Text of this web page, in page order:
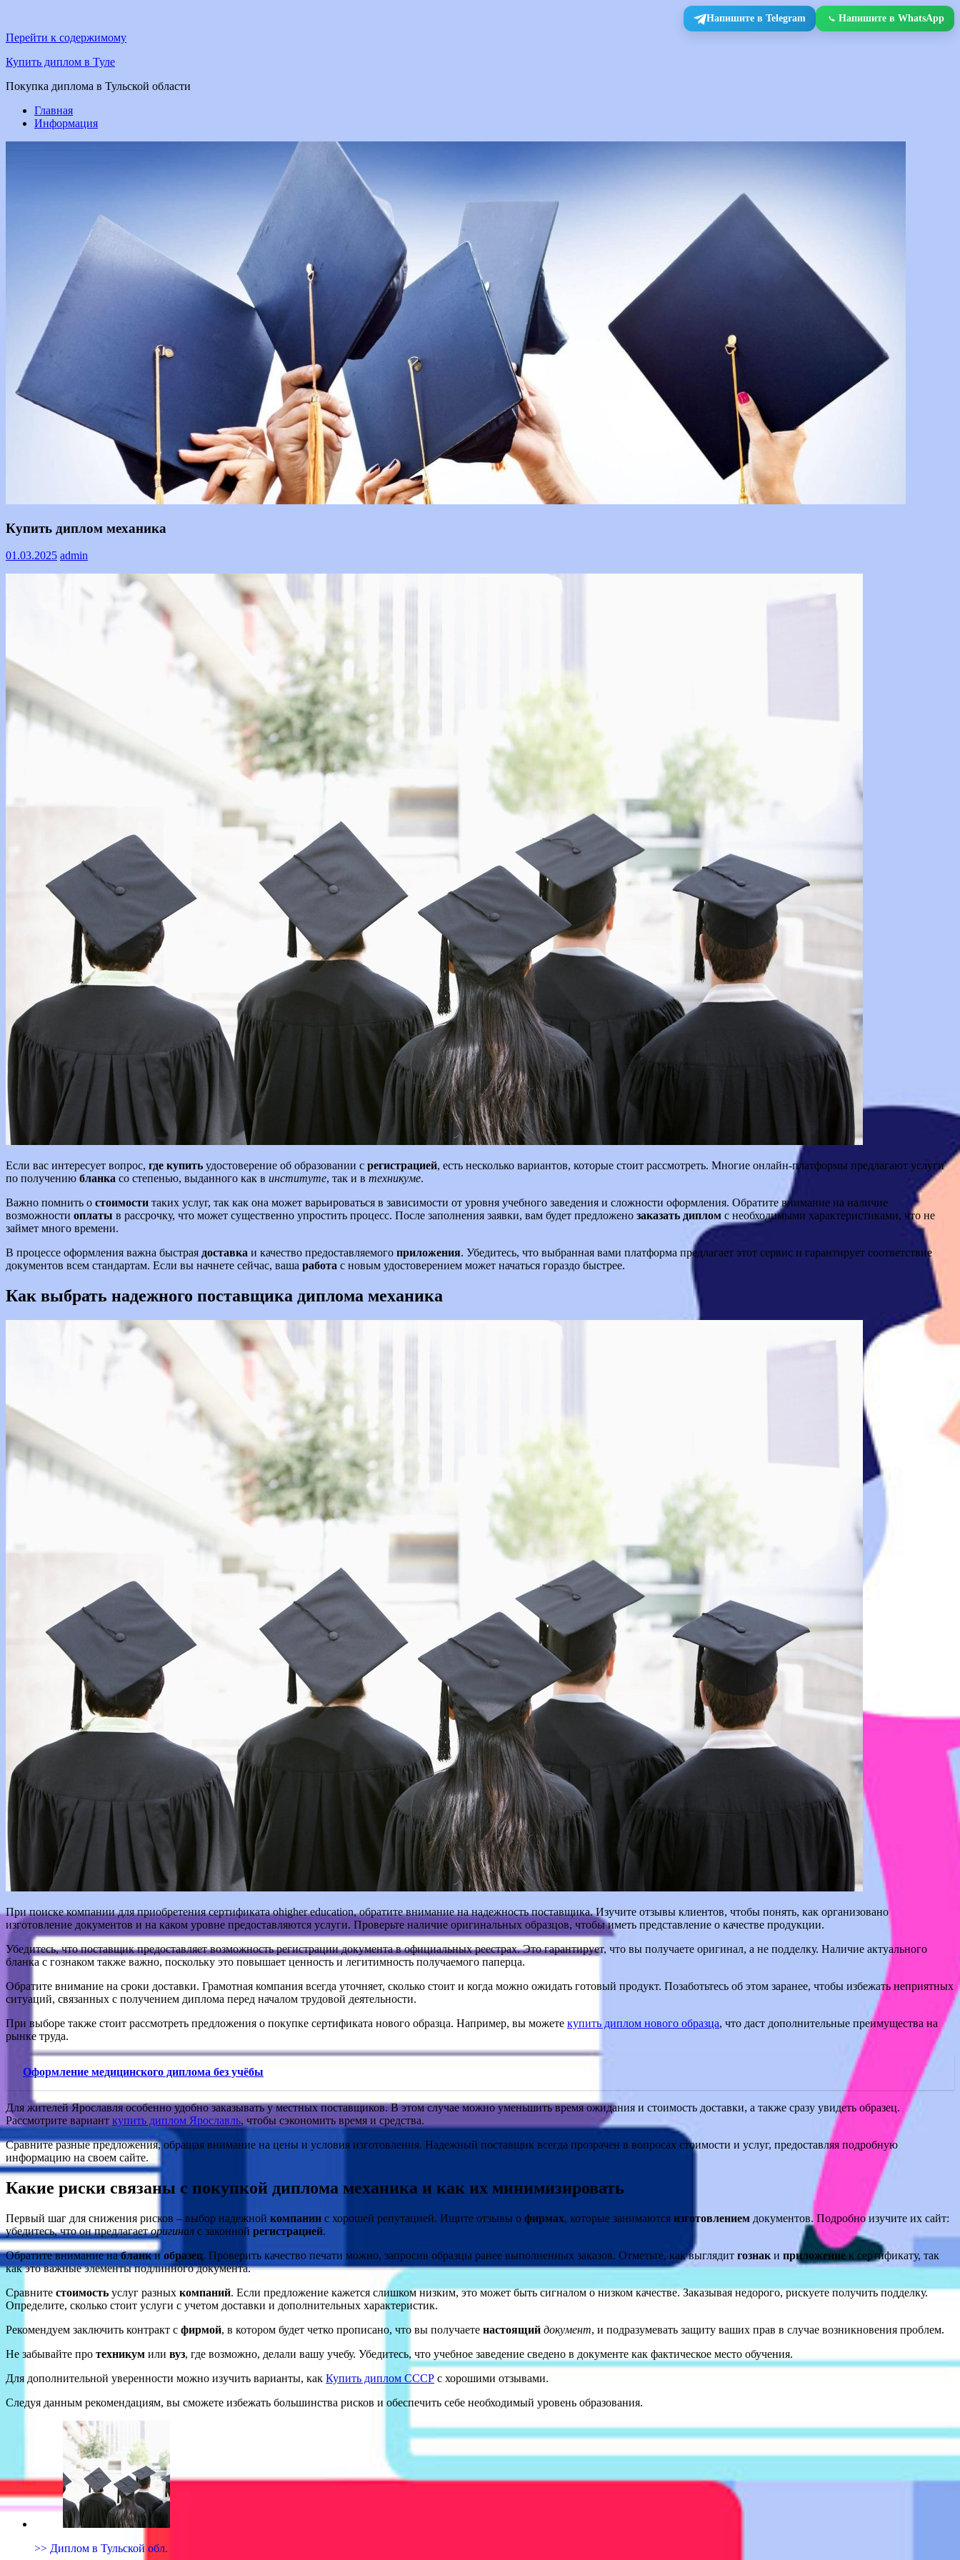
Напишите в Telegram Напишите в WhatsApp
Перейти к содержимому
Купить диплом в Туле
Покупка диплома в Тульской области
Главная
Информация
Информация
Купить диплом механика
01.03.2025 admin
Если вас интересует вопрос, где купить удостоверение об образовании с регистрацией, есть несколько вариантов, которые стоит рассмотреть. Многие онлайн-платформы предлагают услуги
по получению бланка со степенью, выданного как в институте, так и в техникуме.
Важно помнить о стоимости таких услуг, так как она может варьироваться в зависимости от уровня учебного заведения и сложности оформления. Обратите внимание на наличие
возможности оплаты в рассрочку, что может существенно упростить процесс. После заполнения заявки, вам будет предложено заказать диплом с необходимыми характеристиками, что не
займет много времени.
В процессе оформления важна быстрая доставка и качество предоставляемого приложения. Убедитесь, что выбранная вами платформа предлагает этот сервис и гарантирует соответствие
документов всем стандартам. Если вы начнете сейчас, ваша работа с новым удостоверением может начаться гораздо быстрее.
Как выбрать надежного поставщика диплома механика
При поиске компании для приобретения сертификата оhigher education, обратите внимание на надежность поставщика. Изучите отзывы клиентов, чтобы понять, как организовано
изготовление документов и на каком уровне предоставляются услуги. Проверьте наличие оригинальных образцов, чтобы иметь представление о качестве продукции.
Убедитесь, что поставщик предоставляет возможность регистрации документа в официальных реестрах. Это гарантирует, что вы получаете оригинал, а не подделку. Наличие актуального
бланка с гознаком также важно, поскольку это повышает ценность и легитимность получаемого паперца.
Обратите внимание на сроки доставки. Грамотная компания всегда уточняет, сколько стоит и когда можно ожидать готовый продукт. Позаботьтесь об этом заранее, чтобы избежать неприятных
ситуаций, связанных с получением диплома перед началом трудовой деятельности.
При выборе также стоит рассмотреть предложения о покупке сертификата нового образца. Например, вы можете купить диплом нового образца, что даст дополнительные преимущества на
рынке труда.
Оформление медицинского диплома без учёбы
Для жителей Ярославля особенно удобно заказывать у местных поставщиков. В этом случае можно уменьшить время ожидания и стоимость доставки, а также сразу увидеть образец.
Рассмотрите вариант купить диплом Ярославль, чтобы сэкономить время и средства.
Сравните разные предложения, обращая внимание на цены и условия изготовления. Надежный поставщик всегда прозрачен в вопросах стоимости и услуг, предоставляя подробную
информацию на своем сайте.
Какие риски связаны с покупкой диплома механика и как их минимизировать
Первый шаг для снижения рисков – выбор надежной компании с хорошей репутацией. Ищите отзывы о фирмах, которые занимаются изготовлением документов. Подробно изучите их сайт:
убедитесь, что он предлагаеторигинал с законной регистрацией.
Обратите внимание набланкиобразец. Проверить качество печати можно, запросив образцы ранее выполненных заказов. Отметьте, как выглядит гознак и приложение к сертификату, так
как это важные элементы подлинного документа.
Сравните стоимость услуг разных компаний. Если предложение кажется слишком низким, это может быть сигналом о низком качестве. Заказывая недорого, рискуете получить подделку.
Определите, сколько стоит услуги с учетом доставки и дополнительных характеристик.
Рекомендуем заключить контракт с фирмой, в котором будет четко прописано, что вы получаете настоящий документ, и подразумевать защиту ваших прав в случае возникновения проблем.
Не забывайте про техникум или вуз, где возможно, делали вашу учебу. Убедитесь, что учебное заведение сведено в документе как фактическое место обучения.
Для дополнительной уверенности можно изучить варианты, как Купить диплом СССР с хорошими отзывами.
Следуя данным рекомендациям, вы сможете избежать большинства рисков и обеспечить себе необходимый уровень образования.
>> Диплом в Тульской обл.